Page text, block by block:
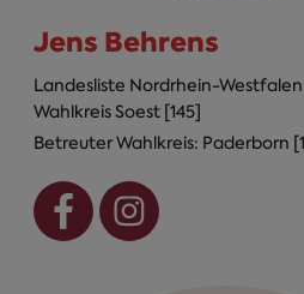
Jens Behrens
Landesliste Nordrhein-
Wahlkreis Soest [145]
Betreuter Wahlkreis: Paderborn